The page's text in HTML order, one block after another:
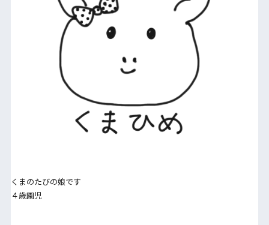
くまのたびの娘です
４歳園児